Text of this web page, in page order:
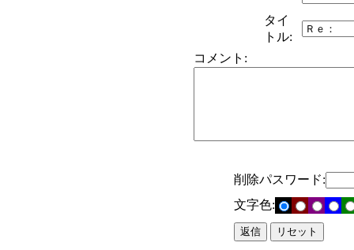
タイ
トル:
コメント:
削除パスワード:
文字色: